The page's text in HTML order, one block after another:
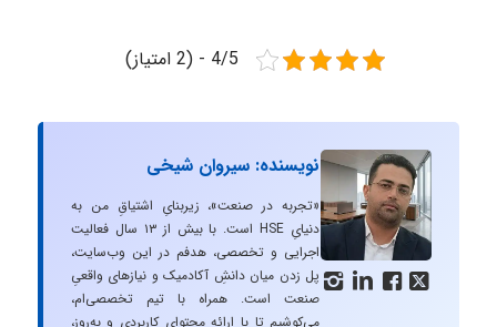
4/5 - (2 امتیاز)
   
نویسنده: سیروان شیخی
«تجربه در صنعت»، زیربنایِ اشتیاقِ من به
دنیایِ HSE است. با بیش از ۱۳ سال فعالیت
اجرایی و تخصصی، هدفم در این وب‌سایت،
پل زدن میان دانشِ آکادمیک و نیازهای واقعیِ
صنعت است. همراه با تیم تخصصی‌ام،
می‌کوشیم تا با ارائه محتوای کاربردی و به‌روز،